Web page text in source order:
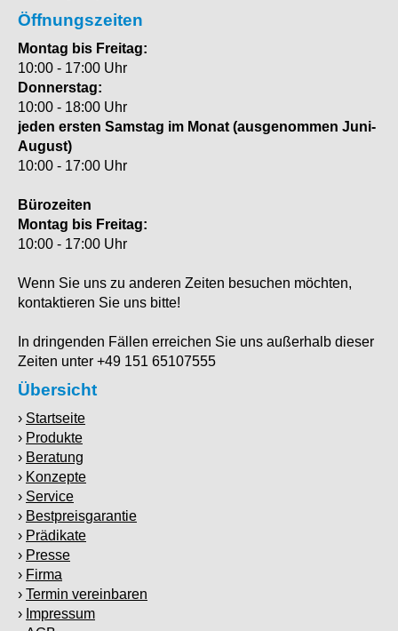
Öffnungszeiten
Montag bis Freitag:
10:00 - 17:00 Uhr
Donnerstag:
10:00 - 18:00 Uhr
jeden ersten Samstag im Monat (ausgenommen Juni-
August)
10:00 - 17:00 Uhr
Bürozeiten
Montag bis Freitag:
10:00 - 17:00 Uhr
Wenn Sie uns zu anderen Zeiten besuchen möchten,
kontaktieren Sie uns bitte!
In dringenden Fällen erreichen Sie uns außerhalb dieser
Zeiten unter +49 151 65107555
Übersicht
Startseite
Produkte
Beratung
Konzepte
Service
Bestpreisgarantie
Prädikate
Presse
Firma
Termin vereinbaren
Impressum